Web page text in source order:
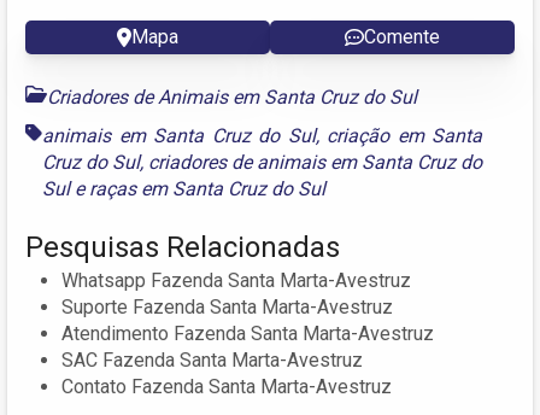
Mapa Comente
Criadores de Animais em Santa Cruz do Sul
animais em Santa Cruz do Sul, criação em Santa
Cruz do Sul, criadores de animais em Santa Cruz do
Suleraças em Santa Cruz do Sul
Pesquisas Relacionadas
Whatsapp Fazenda Santa Marta-Avestruz
Suporte Fazenda Santa Marta-Avestruz
Atendimento Fazenda Santa Marta-Avestruz
SAC Fazenda Santa Marta-Avestruz
Contato Fazenda Santa Marta-Avestruz